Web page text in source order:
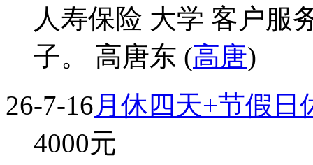
人寿保险 大学 客户服
子。 高唐东 (高唐)
26-7-16月休四天+节假日
4000元